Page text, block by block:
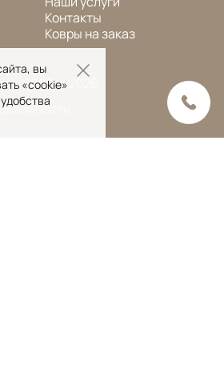
Контакты
Ковры на заказ
2005 — 2026
вы
«cookie»